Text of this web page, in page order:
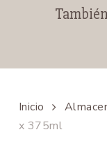
Inicio
x 375ml